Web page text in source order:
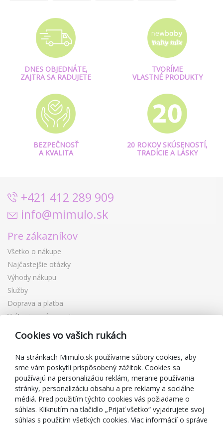
DNES OBJEDNÁTE,
ZAJTRA SA RADUJETE
TVORÍME
VLASTNÉ PRODUKTY
BEZPEČNOSŤ
A KVALITA
20 ROKOV SKÚSENOSTÍ,
TRADÍCIE A LÁSKY
+421 412 289 909
info@mimulo.sk
Pre zákazníkov
Všetko o nákupe
Najčastejšie otázky
Výhody nákupu
Služby
Doprava a platba
Vrátenie a výmena tovaru
Reklamácia
Darčekové poukážky
Zľavové kupóny
Blog
O predajcovi
Mimulo.sk
Obchodné podmienky
Cookies vo vašich rukách
Na stránkach Mimulo.sk používame súbory cookies, aby
sme vám poskytli prispôsobený zážitok. Cookies sa
používajú na personalizáciu reklám, meranie používania
stránky, personalizáciu obsahu a pre reklamy a sociálne
médiá. Pred použitím týchto cookies vás požiadame o
súhlas. Kliknutím na tlačidlo „Prijať všetko“ vyjadrujete svoj
súhlas s použitím všetkých cookies. Viac informácií o správe